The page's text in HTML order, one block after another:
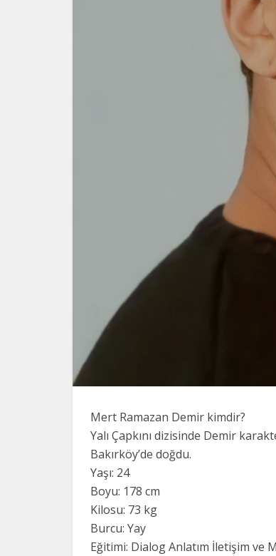
Mert Ramazan Demir kimdir?
Yalı Çapkını dizisinde Demir
Bakırköy’de doğdu.
Yaşı: 24
Boyu: 178 cm
Kilosu: 73 kg
Burcu: Yay
Eğitimi: Dialog Anlatım İletişim ve